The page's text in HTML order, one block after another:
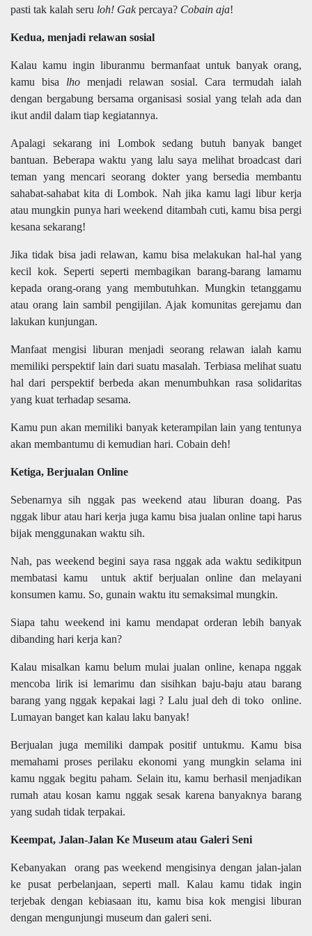
pasti tak kalah seru loh! Gakpercaya? Cobain aja!
Kedua, menjadi relawan sosial
Kalau kamu ingin liburanmu bermanfaat untuk banyak orang,
kamu bisa lho menjadi relawan sosial. Cara termudah ialah
dengan bergabung bersama organisasi sosial yang telah ada dan
ikut andil dalam tiap kegiatannya.
Apalagi sekarang ini Lombok sedang butuh banyak banget
bantuan. Beberapa waktu yang lalu saya melihat broadcast dari
teman yang mencari seorang dokter yang bersedia membantu
sahabat-sahabat kita di Lombok. Nah jika kamu lagi libur kerja
atau mungkin punya hari weekend ditambah cuti, kamu bisa pergi
kesana sekarang!
Jika tidak bisa jadi relawan, kamu bisa melakukan hal-hal yang
kecil kok. Seperti seperti membagikan barang-barang lamamu
kepada orang-orang yang membutuhkan. Mungkin tetanggamu
atau orang lain sambil pengijilan. Ajak komunitas gerejamu dan
lakukan kunjungan.
Manfaat mengisi liburan menjadi seorang relawan ialah kamu
memiliki perspektif lain dari suatu masalah. Terbiasa melihat suatu
hal dari perspektif berbeda akan menumbuhkan rasa solidaritas
yang kuat terhadap sesama.
Kamu pun akan memiliki banyak keterampilan lain yang tentunya
akan membantumu di kemudian hari. Cobain deh!
Ketiga, Berjualan Online
Sebenarnya sih nggak pas weekend atau liburan doang. Pas
nggak libur atau hari kerja juga kamu bisa jualan online tapi harus
bijak menggunakan waktu sih.
Nah, pas weekend begini saya rasa nggak ada waktu sedikitpun
membatasi kamu untuk aktif berjualan online dan melayani
konsumen kamu. So, gunain waktu itu semaksimal mungkin.
Siapa tahu weekend ini kamu mendapat orderan lebih banyak
dibanding hari kerja kan?
Kalau misalkan kamu belum mulai jualan online, kenapa nggak
mencoba lirik isi lemarimu dan sisihkan baju-baju atau barang
barang yang nggak kepakai lagi ? Lalu jual deh di toko online.
Lumayan banget kan kalau laku banyak!
Berjualan juga memiliki dampak positif untukmu. Kamu bisa
memahami proses perilaku ekonomi yang mungkin selama ini
kamu nggak begitu paham. Selain itu, kamu berhasil menjadikan
rumah atau kosan kamu nggak sesak karena banyaknya barang
yang sudah tidak terpakai.
Keempat, Jalan-Jalan Ke Museum atau Galeri Seni
Kebanyakan orang pas weekend mengisinya dengan jalan-jalan
ke pusat perbelanjaan, seperti mall. Kalau kamu tidak ingin
terjebak dengan kebiasaan itu, kamu bisa kok mengisi liburan
dengan mengunjungi museum dan galeri seni.